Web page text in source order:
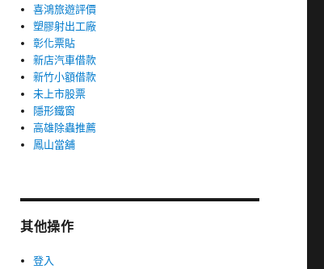
喜鴻旅遊評價
塑膠射出工廠
彰化票貼
新店汽車借款
新竹小額借款
未上市股票
隱形鐵窗
高雄除蟲推薦
鳳山當舖
其他操作
登入